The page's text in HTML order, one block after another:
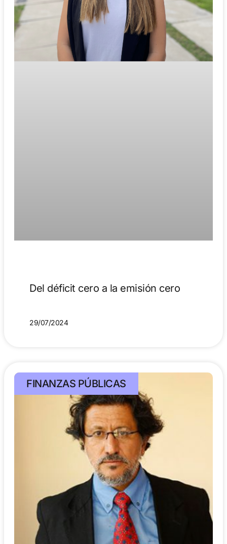
Del déficit cero a la emisión cero
29/07/2024
FINANZAS PÚBLICAS